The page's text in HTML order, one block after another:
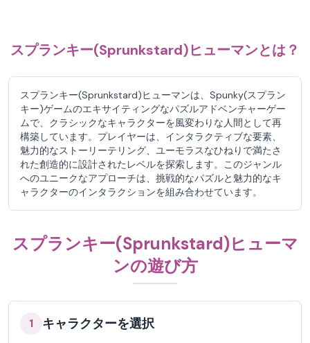
スプランキー(Sprunkstard)ヒューマンとは？
スプランキー(Sprunkstard)ヒューマンは、Spunky(スプラン
キー)ゲームのエキサイティングなパズルアドベンチャーゲー
ムで、クラシックなキャラクターを風変わりな人間として再
構築しています。プレイヤーは、インタラクティブな要素、
魅力的なストーリーテリング、ユーモラスなひねりで満たさ
れた創造的に設計されたレベルを探索します。このジャンル
へのユニークなアプローチは、挑戦的なパズルと魅力的なキ
ャラクターのインタラクションを組み合わせています。
スプランキー(Sprunkstard)ヒューマ
ンの遊び方
1 キャラクターを選択